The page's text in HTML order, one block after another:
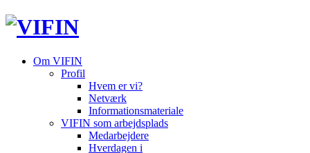
Om VIFIN
Profil
Hvem er vi?
Netværk
Informationsmateriale
VIFIN som arbejdsplads
Medarbejdere
Hverdagen i